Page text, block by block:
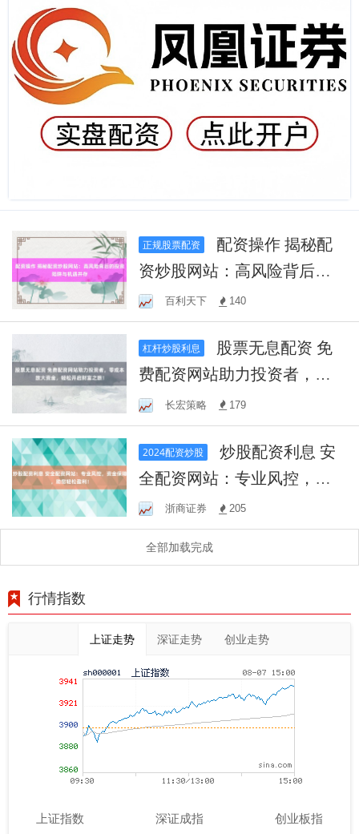
正规股票配资
资炒股网站：高风险背后的
投资陷阱与机遇并存
百利天下 140
杠杆炒股利息
费配资网站助力投资者，零
成本放大资金，轻松开启财
富之旅！
长宏策略 179
2024配资炒股
炒股配资利息 安
全配资网站：专业风控，资
金保障，助您轻松盈利！
浙商证券 205
全部加载完成
行情指数
上证走势 深证走势 创业走势
上证指数 深证成指 创业板指